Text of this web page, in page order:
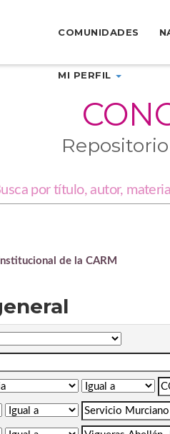
COMUNIDADES
MI PERFIL
de la CARM